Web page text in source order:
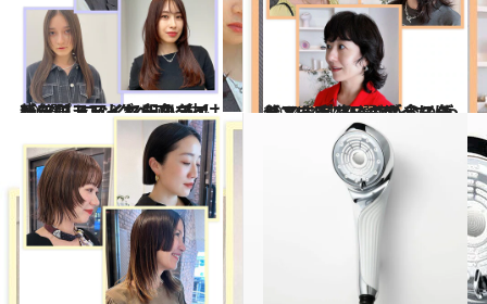
2024.12.27
新年にトライしたい【ニュアンスレイヤースタイル5選】ロングヘアに抜け感をプラスして印象チェンジ！
ビューティ＆ヘルス 2024.11.2
【2024秋冬ヘア】ふんわりニュアンスボブ＆ミディアムヘア5選 かっちりキメすぎないのが今の気分！
ビューティ＆ヘルス